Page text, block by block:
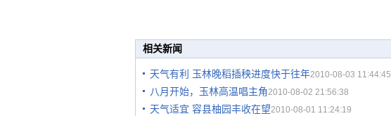
相关新闻
天气有利 玉林晚稻插秧进度快于往年2010-08-03 11:44:45
八月开始，玉林高温唱主角2010-08-02 21:56:38
天气适宜 容县柚园丰收在望2010-08-01 11:24:19